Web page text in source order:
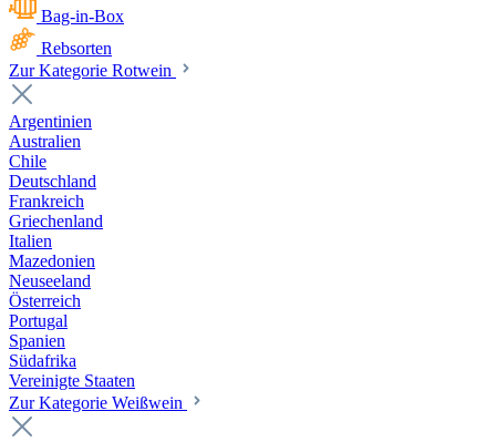
Bag-in-Box
Rebsorten
Zur Kategorie Rotwein
Argentinien
Australien
Chile
Deutschland
Frankreich
Griechenland
Italien
Mazedonien
Neuseeland
Österreich
Portugal
Spanien
Südafrika
Vereinigte Staaten
Zur Kategorie Weißwein